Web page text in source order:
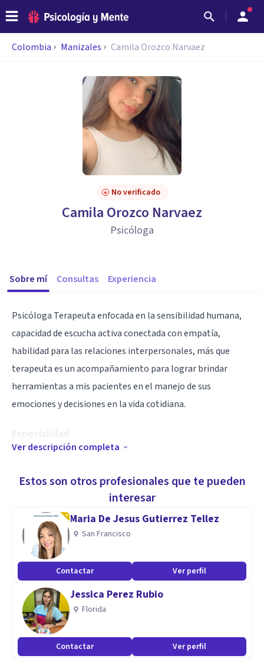
Colombia Manizales Camila Orozco Narvaez
No verificado
Camila Orozco Narvaez
Psicóloga
Sobre mí Consultas Experiencia
Psicóloga Terapeuta enfocada en la sensibilidad humana,
capacidad de escucha activa conectada con empatía,
habilidad para las relaciones interpersonales, más que
terapeuta es un acompañamiento para lograr brindar
herramientas a mis pacientes en el manejo de sus
emociones y decisiones en la vida cotidiana.
Especialidad
Ansiedad, Depresión
Problemas familiares
Terapia de pareja
Aptitudes
Me caracterizo por ser espontánea y social, es mi pasión
trabajar con personas como también es vocación ayudar y
acompañar a quienes busquen ayuda.
Ver descripción completa
Estos son otros profesionales que te pueden
interesar
Maria De Jesus Gutierrez Tellez
San Francisco
Contactar Ver perfil
Jessica Perez Rubio
Florida
Contactar Ver perfil